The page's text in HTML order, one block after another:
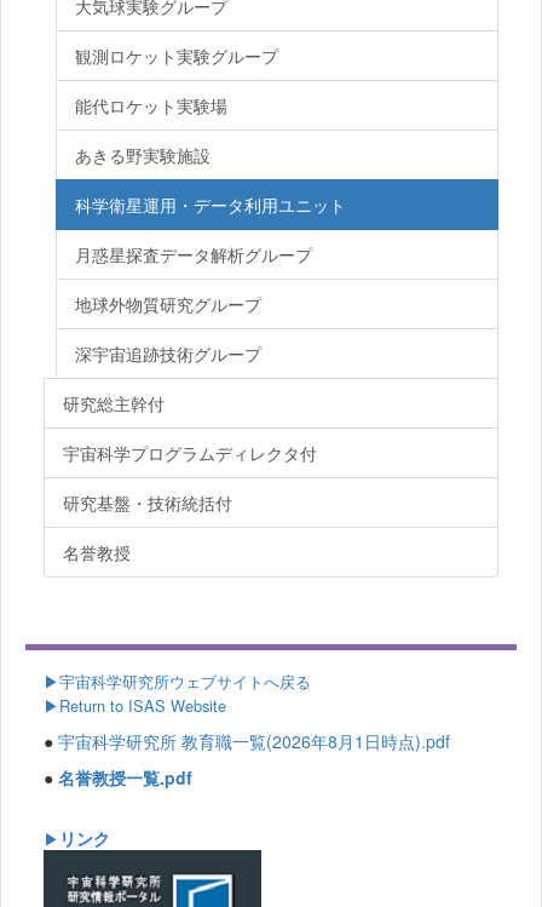
大気球実験グループ
観測ロケット実験グループ
能代ロケット実験場
あきる野実験施設
科学衛星運用・データ利用ユニット
月惑星探査データ解析グループ
地球外物質研究グループ
深宇宙追跡技術グループ
研究総主幹付
宇宙科学プログラムディレクタ付
研究基盤・技術統括付
名誉教授
▶宇宙科学研究所ウェブサイトへ戻る
▶Return to ISAS Website
● 宇宙科学研究所 教育職一覧(2026年8月1日時点).pdf
● 名誉教授一覧.pdf
▶ リンク